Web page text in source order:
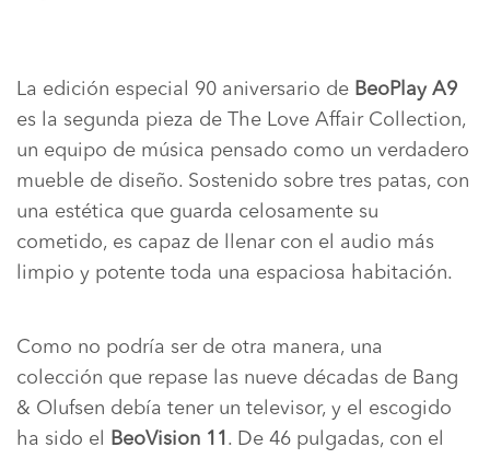
La edición especial 90 aniversario de BeoPlay A9
es la segunda pieza de The Love Affair Collection,
un equipo de música pensado como un verdadero
mueble de diseño. Sostenido sobre tres patas, con
una estética que guarda celosamente su
cometido, es capaz de llenar con el audio más
limpio y potente toda una espaciosa habitación.
Como no podría ser de otra manera, una
colección que repase las nueve décadas de Bang
& Olufsen debía tener un televisor, y el escogido
ha sido el
BeoVision 11 . De 46 pulgadas, con el